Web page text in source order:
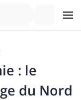
: le
du Nord